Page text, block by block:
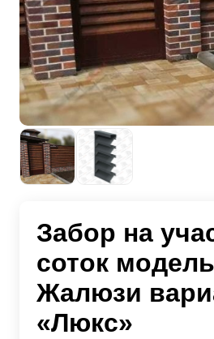
Забор на
соток модель
Жалюзи
«Люкс»